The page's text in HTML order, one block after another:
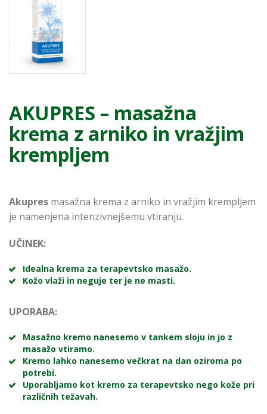
AKUPRES – masažna
krema z arniko in vražjim
krempljem
Akupres masažna krema z arniko in vražjim krempljem
je namenjena intenzivnejšemu vtiranju.
UČINEK:
Idealna krema za terapevtsko masažo.
Kožo vlaži in neguje ter je ne masti.
UPORABA:
Masažno kremo nanesemo v tankem sloju in jo z
masažo vtiramo.
Kremo lahko nanesemo večkrat na dan oziroma po
potrebi.
Uporabljamo kot kremo za terapevtsko nego kože pri
različnih težavah.